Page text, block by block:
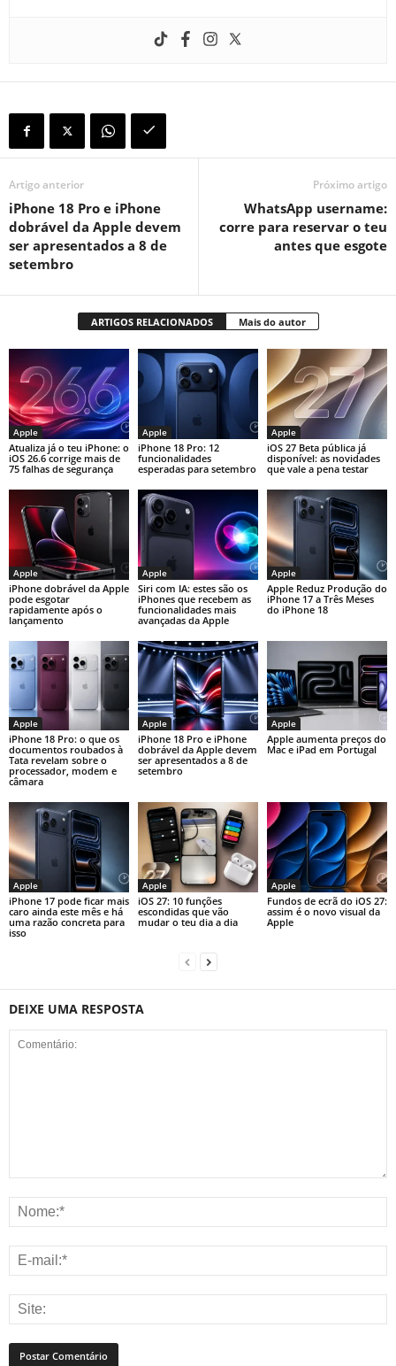
Artigo anterior
iPhone 18 Pro e iPhone
dobrável da Apple devem
ser apresentados a 8 de
setembro
Próximo artigo
WhatsApp username:
corre para reservar o teu
antes que esgote
ARTIGOS RELACIONADOS Mais do autor
Apple
Atualiza já o teu iPhone: o
iOS 26.6 corrige mais de
75 falhas de segurança
Apple
iPhone 18 Pro: 12
funcionalidades
esperadas para setembro
Apple
iOS 27 Beta pública já
disponível: as novidades
que vale a pena testar
Apple
iPhone dobrável da Apple
pode esgotar
rapidamente após o
lançamento
Apple
Siri com IA: estes são os
iPhones que recebem as
funcionalidades mais
avançadas da Apple
Apple
Apple Reduz Produção do
iPhone 17 a Três Meses
do iPhone 18
Apple
iPhone 18 Pro: o que os
documentos roubados à
Tata revelam sobre o
processador, modem e
câmara
Apple
iPhone 18 Pro e iPhone
dobrável da Apple devem
ser apresentados a 8 de
setembro
Apple
Apple aumenta preços do
Mac e iPad em Portugal
Apple
iPhone 17 pode ficar mais
caro ainda este mês e há
uma razão concreta para
isso
Apple
iOS 27: 10 funções
escondidas que vão
mudar o teu dia a dia
Apple
Fundos de ecrã do iOS 27:
assim é o novo visual da
Apple
DEIXE UMA RESPOSTA